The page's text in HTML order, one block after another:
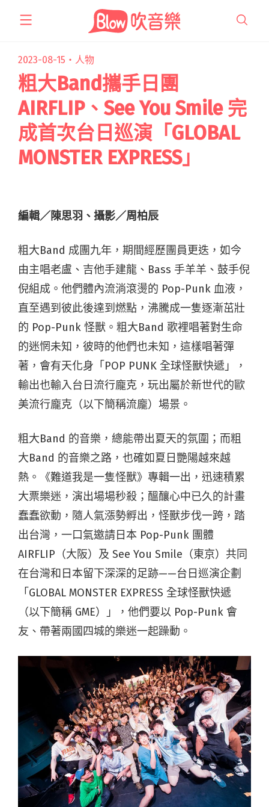
2023-08-15・ 人物
粗大Band攜手日團
AIRFLIP、See You Smile 完
成首次台日巡演「GLOBAL
MONSTER EXPRESS」
編輯／陳思羽、攝影／周柏辰
粗大Band 成團九年，期間經歷團員更迭，如今
由主唱老盧、吉他手建龍、Bass 手羊羊、鼓手倪
倪組成。他們體內流淌滾燙的 Pop-Punk 血液，
直至遇到彼此後達到燃點，沸騰成一隻逐漸茁壯
的 Pop-Punk 怪獸。粗大Band 歌裡唱著對生命
的迷惘未知，彼時的他們也未知，這樣唱著彈
著，會有天化身「POP PUNK 全球怪獸快遞」，
輸出也輸入台日流行龐克，玩出屬於新世代的歐
美流行龐克（以下簡稱流龐）場景。
粗大Band 的音樂，總能帶出夏天的氛圍；而粗
大Band 的音樂之路，也確如夏日艷陽越來越
熱。《難道我是一隻怪獸》專輯一出，迅速積累
大票樂迷，演出場場秒殺；醞釀心中已久的計畫
蠢蠢欲動，隨人氣漲勢孵出，怪獸步伐一跨，踏
出台灣，一口氣邀請日本 Pop-Punk 團體
AIRFLIP（大阪）及 See You Smile（東京）共同
在台灣和日本留下深深的足跡——台日巡演企劃
「GLOBAL MONSTER EXPRESS 全球怪獸快遞
（以下簡稱 GME）」，他們要以 Pop-Punk 會
友、帶著兩國四城的樂迷一起躁動。